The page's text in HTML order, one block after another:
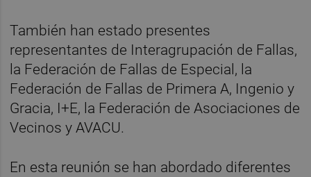
También han estado presentes
representantes de Interagrupación de Fallas,
la Federación de Fallas de Especial, la
Federación de Fallas de Primera A, Ingenio y
Gracia, I+E, la Federación de Asociaciones de
Vecinos y AVACU.
En esta reunión se han abordado diferentes